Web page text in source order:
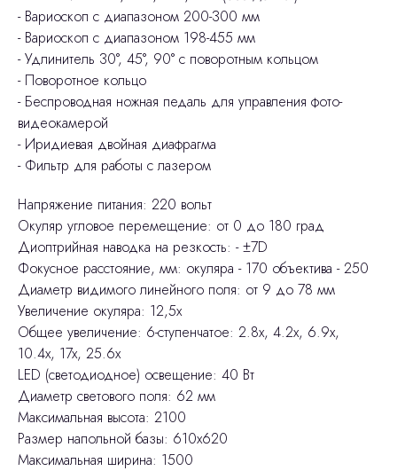
- Вариоскоп с диапазоном 200-300 мм
- Вариоскоп с диапазоном 198-455 мм
- Удлинитель 30°, 45°, 90° с поворотным кольцом
- Поворотное кольцо
- Беспроводная ножная педаль для управления фото-
видеокамерой
- Иридиевая двойная диафрагма
- Фильтр для работы с лазером
Напряжение питания: 220 вольт
Окуляр угловое перемещение: от 0 до 180 град
Диоптрийная наводка на резкость: - ±7D
Фокусное расстояние, мм: окуляра - 170 объектива - 250
Диаметр видимого линейного поля: от 9 до 78 мм
Увеличение окуляра: 12,5х
Общее увеличение: 6-ступенчатое: 2.8x, 4.2x, 6.9x,
10.4x, 17x, 25.6x
LED (светодиодное) освещение: 40 Вт
Диаметр светового поля: 62 мм
Максимальная высота: 2100
Размер напольной базы: 610x620
Максимальная ширина: 1500